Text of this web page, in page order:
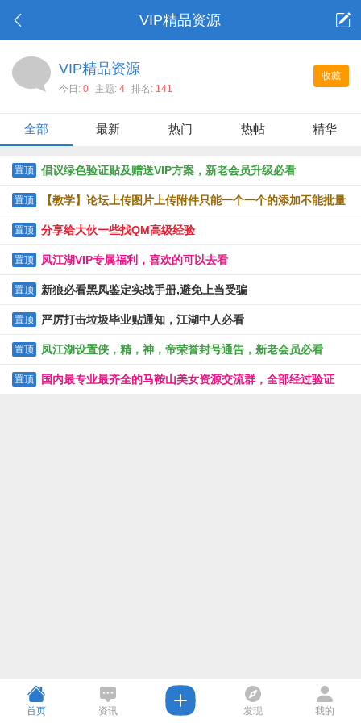
VIP精品资源
收藏
VIP精品资源
今日: 0 主题: 4 排名: 141
全部 最新 热门 热帖 精华
置顶 倡议绿色验证贴及赠送VIP方案，新老会员升级必看
置顶 【教学】论坛上传图片上传附件只能一个一个的添加不能批量
上传的解决办法
置顶 分享给大伙一些找QM高级经验
置顶 凤江湖VIP专属福利，喜欢的可以去看
置顶 新狼必看黑凤鉴定实战手册,避免上当受骗
置顶 严厉打击垃圾毕业贴通知，江湖中人必看
置顶 凤江湖设置侠，精，神，帝荣誉封号通告，新老会员必看
置顶 国内最专业最齐全的马鞍山美女资源交流群，全部经过验证
首页 资讯 发现 我的